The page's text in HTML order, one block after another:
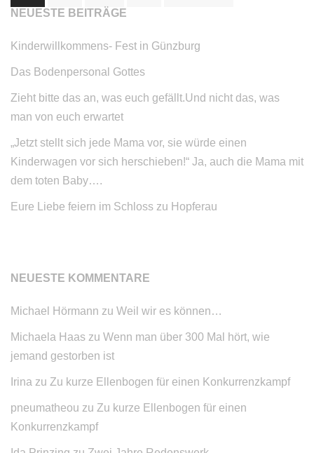
Beiträge
NEUESTE BEITRÄGE
Kinderwillkommens- Fest in Günzburg
Das Bodenpersonal Gottes
Zieht bitte das an, was euch gefällt.Und nicht das, was
man von euch erwartet
„Jetzt stellt sich jede Mama vor, sie würde einen
Kinderwagen vor sich herschieben!“ Ja, auch die Mama mit
dem toten Baby….
Eure Liebe feiern im Schloss zu Hopferau
NEUESTE KOMMENTARE
Michael Hörmann zu Weil wir es können…
Michaela Haas zu Wenn man über 300 Mal hört, wie
jemand gestorben ist
Irina zu Zu kurze Ellenbogen für einen Konkurrenzkampf
pneumatheou zu Zu kurze Ellenbogen für einen
Konkurrenzkampf